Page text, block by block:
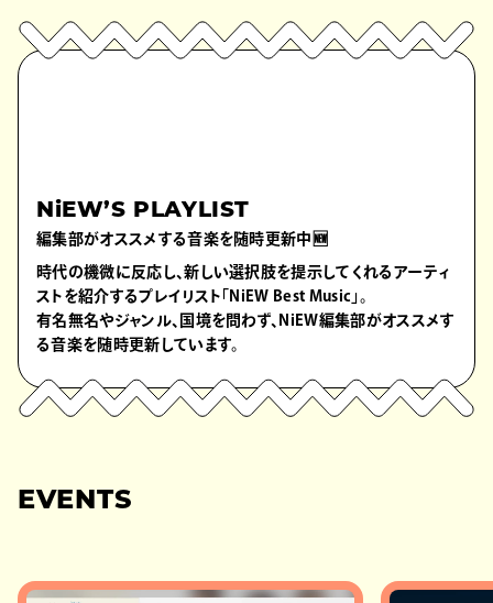
NiEW’S PLAYLIST
編集部がオススメする音楽を随時更新中🆕
時代の機微に反応し、新しい選択肢を提示してくれるアーティ
ストを紹介するプレイリスト「NiEW Best Music」。
有名無名やジャンル、国境を問わず、NiEW編集部がオススメす
る音楽を随時更新しています。
EVENTS